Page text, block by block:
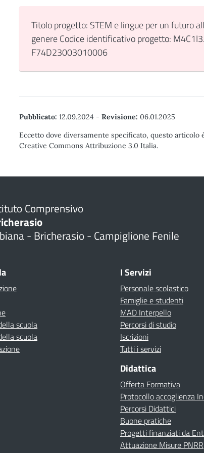
Titolo progetto: STEM e lingue per un futuro
genere Codice identificativo progetto:
F74D23003010006
Pubblicato: 12.09.2024 - Revisione: 06.01.2025
Eccetto dove diversamente specificato, questo articolo
Creative Commons Attribuzione 3.0 Italia.
Comprensivo
- Bricherasio - Campiglione Fenile
scuola
scuola
I Servizi
Personale scolastico
Famiglie e studenti
MAD Interpello
Percorsi di studio
Iscrizioni
Tutti i servizi
Didattica
Offerta Formativa
Protocollo accoglienza
Percorsi Didattici
Buone pratiche
Progetti finanziati da
Attuazione Misure PNRR